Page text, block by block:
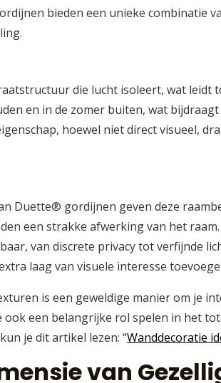
bieden een unieke combinatie
die lucht isoleert, wat leidt
en in de zomer buiten, wat
hoewel niet direct visueel,
Duette® gordijnen geven deze
een strakke afwerking van het
van discrete privacy tot verfijnde
laag van visuele interesse
is een geweldige manier om je
een belangrijke rol spelen in het
je dit artikel lezen: “Wanddecoratie
van